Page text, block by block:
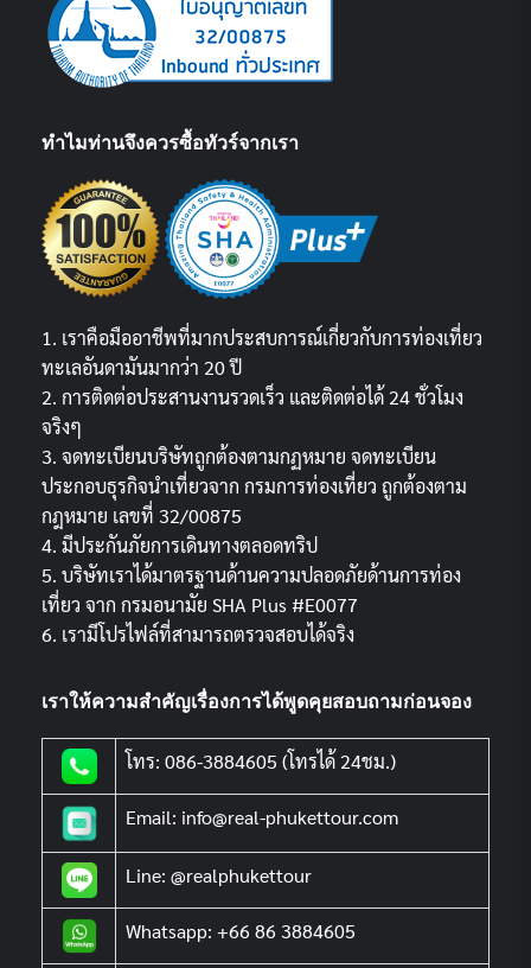
ทำไมท่านจึงควรซื้อทัวร์จากเรา
1. เราคือมืออาชีพที่มากประสบการณ์เกี่ยวกับการท่องเที่ยว
ทะเลอันดามันมากว่า 20 ปี
2. การติดต่อประสานงานรวดเร็ว และติดต่อได้ 24 ชั่วโมง
จริงๆ
3. จดทะเบียนบริษัทถูกต้องตามกฏหมาย จดทะเบียน
ประกอบธุรกิจนำเที่ยวจาก กรมการท่องเที่ยว ถูกต้องตาม
กฎหมาย เลขที่ 32/00875
4. มีประกันภัยการเดินทางตลอดทริป
5. บริษัทเราได้มาตรฐานด้านความปลอดภัยด้านการท่อง
เที่ยว จาก กรมอนามัย SHA Plus #E0077
6. เรามีโปรไฟล์ที่สามารถตรวจสอบได้จริง
เราให้ความสำคัญเรื่องการได้พูดคุยสอบถามก่อนจอง
โทร: 086-3884605 (โทรได้ 24ชม.)
Email: info@real-phukettour.com
Line: @realphukettour
Whatsapp: +66 86 3884605